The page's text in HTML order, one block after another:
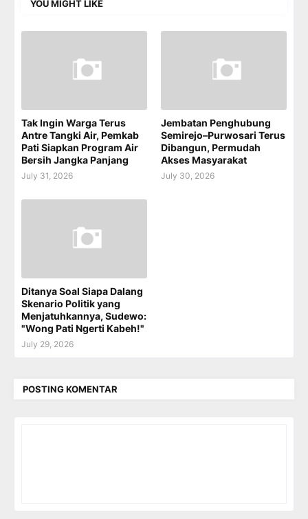
YOU MIGHT LIKE
Tak Ingin Warga Terus
Antre Tangki Air, Pemkab
Pati Siapkan Program Air
Bersih Jangka Panjang
July 31, 2026
Jembatan Penghubung
Semirejo–Purwosari Terus
Dibangun, Permudah
Akses Masyarakat
July 30, 2026
Ditanya Soal Siapa Dalang
Skenario Politik yang
Menjatuhkannya, Sudewo:
"Wong Pati Ngerti Kabeh!"
July 29, 2026
POSTING KOMENTAR